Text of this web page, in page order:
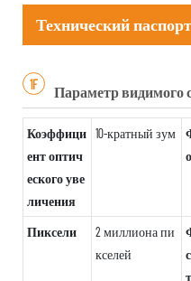
Технический паспорт
1F Параметр видимого
Коэффици
ент оптич
еского уве
личения
10-кратный зум
о
Пиксели
2 миллиона пи
кселей